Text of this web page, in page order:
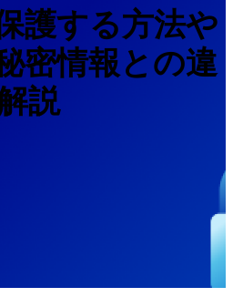
護する方法や
密情報との違
説